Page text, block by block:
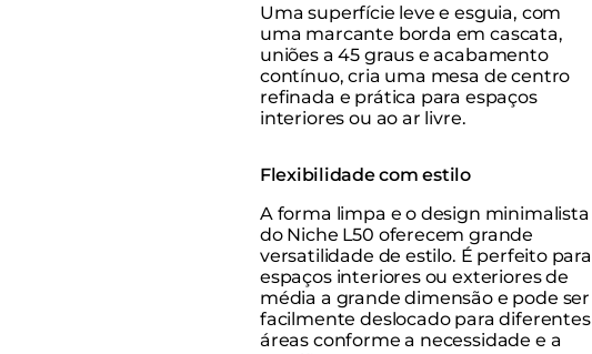
Uma superfície leve e esguia, com
uma marcante borda em cascata,
uniões a 45 graus e acabamento
contínuo, cria uma mesa de centro
refinada e prática para espaços
interiores ou ao ar livre.
Flexibilidade com estilo
A forma limpa e o design minimalista
do Niche L50 oferecem grande
versatilidade de estilo. É perfeito para
espaços interiores ou exteriores de
média a grande dimensão e pode ser
facilmente deslocado para diferentes
áreas conforme a necessidade e a